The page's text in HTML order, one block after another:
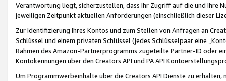
Verantwortung liegt, sicherzustellen, dass Ihr Zugriff auf die und Ihre
jeweiligen Zeitpunkt aktuellen Anforderungen (einschließlich dieser
Zur Identifizierung Ihres Kontos und zum Stellen von Anfragen an
Schlüssel und einem privaten Schlüssel (jedes Schlüsselpaar eine
Rahmen des Amazon-Partnerprogramms zugeteilte Partner-ID oder
Kontokennungen über den Creators API und PA API
Um Programmwerbeinhalte über die Creators API Dienste zu